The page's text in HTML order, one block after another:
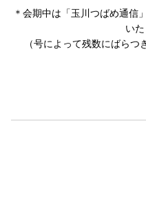
＊会期中は「玉川つばめ通信
いた
（号によって残数にばらつ